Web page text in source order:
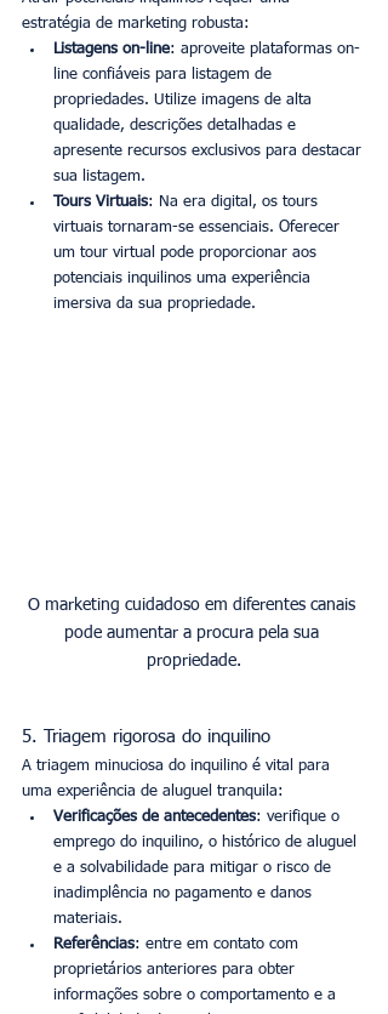
estratégia de marketing robusta:
Listagens on-line: aproveite plataformas on-
line confiáveis para listagem de
propriedades. Utilize imagens de alta
qualidade, descrições detalhadas e
apresente recursos exclusivos para destacar
sua listagem.
Tours Virtuais: Na era digital, os tours
virtuais tornaram-se essenciais. Oferecer
um tour virtual pode proporcionar aos
potenciais inquilinos uma experiência
imersiva da sua propriedade.
O marketing cuidadoso em diferentes canais
pode aumentar a procura pela sua
propriedade.
5. Triagem rigorosa do inquilino
A triagem minuciosa do inquilino é vital para
uma experiência de aluguel tranquila:
Verificações de antecedentes: verifique o
emprego do inquilino, o histórico de aluguel
e a solvabilidade para mitigar o risco de
inadimplência no pagamento e danos
materiais.
Referências: entre em contato com
proprietários anteriores para obter
informações sobre o comportamento e a